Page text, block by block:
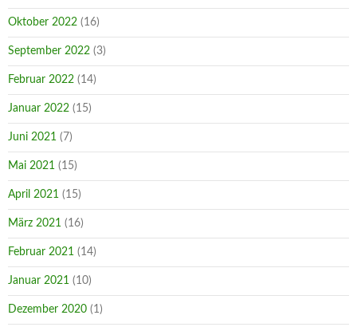
Oktober 2022 (16)
September 2022 (3)
Februar 2022 (14)
Januar 2022 (15)
Juni 2021 (7)
Mai 2021 (15)
April 2021 (15)
März 2021 (16)
Februar 2021 (14)
Januar 2021 (10)
Dezember 2020 (1)